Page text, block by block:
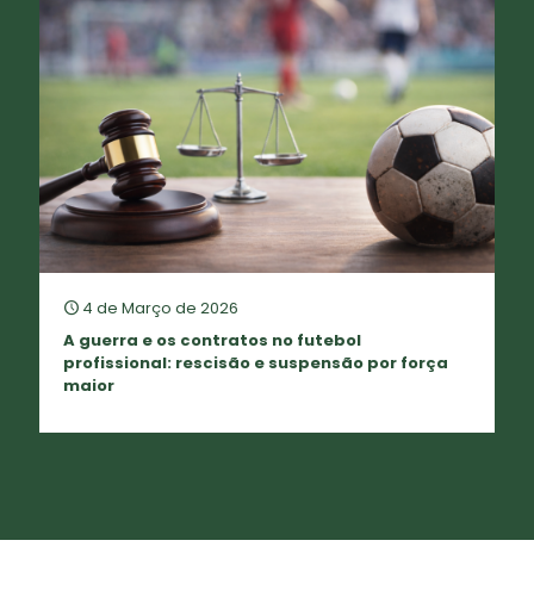
4 de Março de 2026
A guerra e os contratos no futebol
profissional: rescisão e suspensão por força
maior